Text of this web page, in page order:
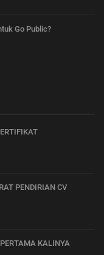
Go Public?
PENDIRIAN CV
KALINYA